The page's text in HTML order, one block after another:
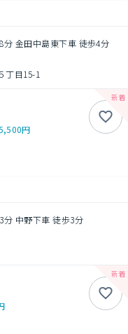
金田中島東下車 徒歩4分
丁目15-1
円
中野下車 徒歩3分